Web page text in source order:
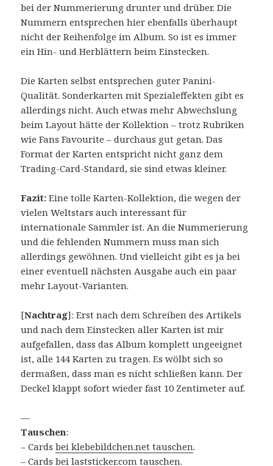
bei der Nummerierung drunter und drüber. Die
Nummern entsprechen hier ebenfalls überhaupt
nicht der Reihenfolge im Album. So ist es immer
ein Hin- und Herblättern beim Einstecken.
Die Karten selbst entsprechen guter Panini-
Qualität. Sonderkarten mit Spezialeffekten gibt es
allerdings nicht. Auch etwas mehr Abwechslung
beim Layout hätte der Kollektion – trotz Rubriken
wie Fans Favourite – durchaus gut getan. Das
Format der Karten entspricht nicht ganz dem
Trading-Card-Standard, sie sind etwas kleiner.
Fazit: Eine tolle Karten-Kollektion, die wegen der
vielen Weltstars auch interessant für
internationale Sammler ist. An die Nummerierung
und die fehlenden Nummern muss man sich
allerdings gewöhnen. Und vielleicht gibt es ja bei
einer eventuell nächsten Ausgabe auch ein paar
mehr Layout-Varianten.
[Nachtrag]: Erst nach dem Schreiben des Artikels
und nach dem Einstecken aller Karten ist mir
aufgefallen, dass das Album komplett ungeeignet
ist, alle 144 Karten zu tragen. Es wölbt sich so
dermaßen, dass man es nicht schließen kann. Der
Deckel klappt sofort wieder fast 10 Zentimeter auf.
—
Tauschen:
– Cardsbei klebebildchen.net tauschen.
– Cardsbei laststicker.com tauschen.